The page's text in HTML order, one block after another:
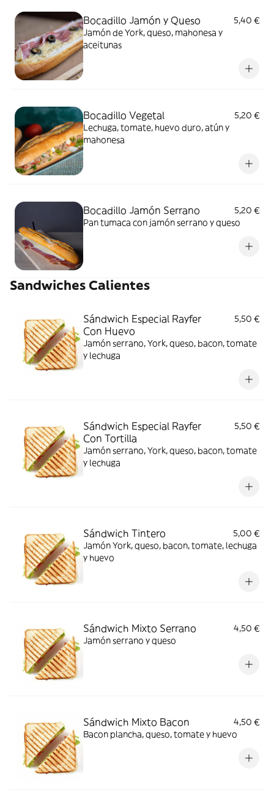
Bocadillo Jamón y Queso
5,40 €
Jamón de York, queso, mahonesa y
aceitunas
Bocadillo Vegetal
5,20 €
Lechuga, tomate, huevo duro, atún y
mahonesa
Bocadillo Jamón Serrano
5,20 €
Pan tumaca con jamón serrano y queso
Sandwiches Calientes
Sándwich Especial Rayfer
Con Huevo
5,50 €
Jamón serrano, York, queso, bacon, tomate
y lechuga
Sándwich Especial Rayfer
Con Tortilla
5,50 €
Jamón serrano, York, queso, bacon, tomate
y lechuga
Sándwich Tintero
5,00 €
Jamón York, queso, bacon, tomate, lechuga
y huevo
Sándwich Mixto Serrano
4,50 €
Jamón serrano y queso
Sándwich Mixto Bacon
4,50 €
Bacon plancha, queso, tomate y huevo